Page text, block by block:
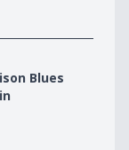
Blues